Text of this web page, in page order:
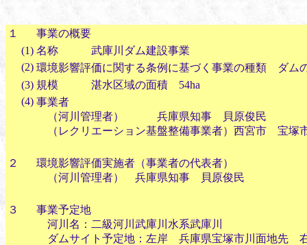
１
事業の概要
(1) 名称 武庫川ダム建設事業
(2) 環境影響評価に関する条例に基づく事業の種類 ダム
(3) 規模 湛水区域の面積 54ha
(4) 事業者
（河川管理者） 兵庫県知事 貝原俊民
（レクリエーション基盤整備事業者）西宮市 宝
２
環境影響評価実施者（事業者の代表者）
（河川管理者） 兵庫県知事 貝原俊民
３
事業予定地
河川名：二級河川武庫川水系武庫川
ダムサイト予定地：左岸 兵庫県宝塚市川面地先